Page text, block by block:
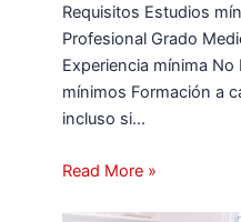
Requisitos Estudios
Profesional Grado
Experiencia mínima No
mínimos Formación a
incluso si…
Read More »